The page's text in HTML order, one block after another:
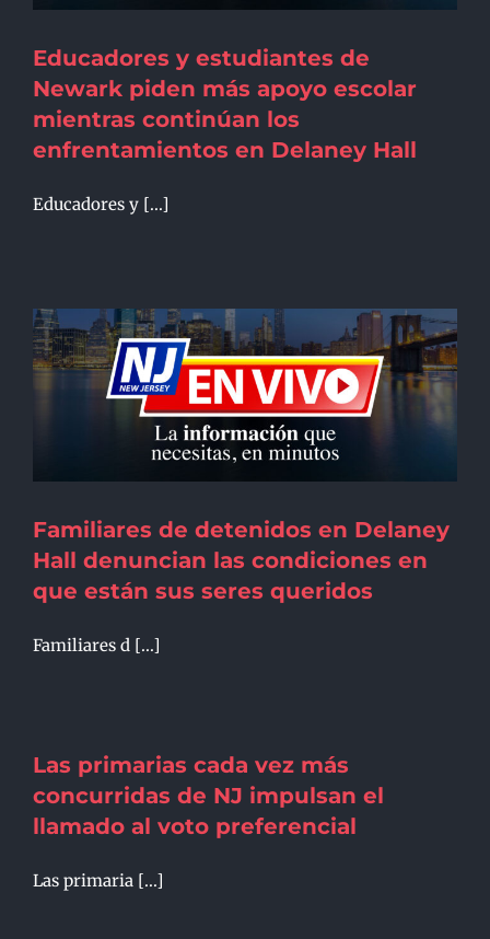
Educadores y estudiantes de
Newark piden más apoyo escolar
mientras continúan los
enfrentamientos en Delaney Hall
Educadores y [...]
Familiares de detenidos en Delaney
Hall denuncian las condiciones en
que están sus seres queridos
Familiares d [...]
Las primarias cada vez más
concurridas de NJ impulsan el
llamado al voto preferencial
Las primaria [...]